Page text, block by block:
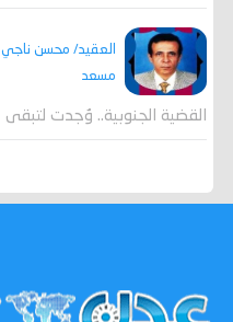
العقيد/ محسن ناجي
مسعد
القضية الجنوبية.. وُجدت لتبقى